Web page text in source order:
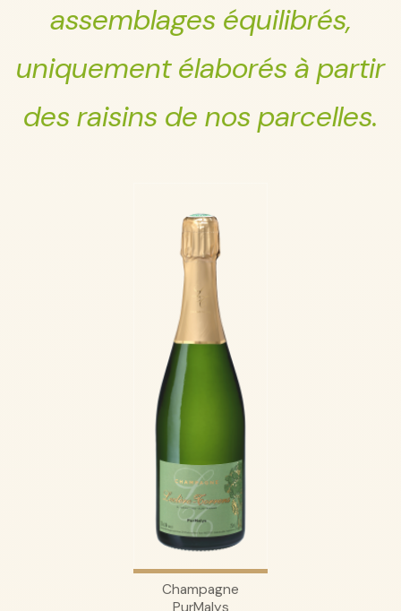
assemblages équilibrés,
uniquement élaborés à partir
des raisins de nos parcelles.
Champagne